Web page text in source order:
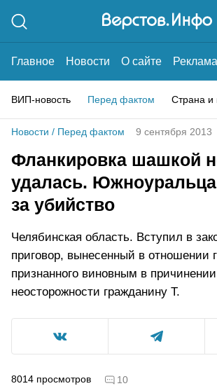
Главное Новости О сайте Реклама
ВИП-новость Перед фактом Страна и
Новости / Перед фактом 9 сентября 2013
Фланкировка шашкой
удалась.
за убийство
Челябинская область. Вступил в
приговор, вынесенный в отношении
признанного виновным в
неосторожности гражданину Т.
8014 просмотров 10